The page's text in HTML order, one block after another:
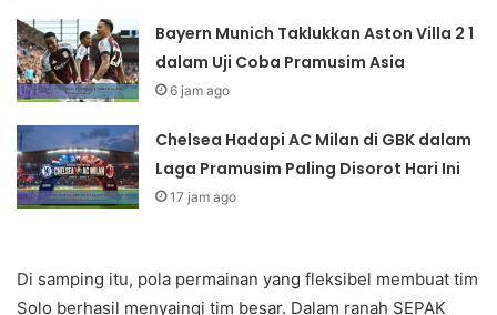
Bayern Munich Taklukkan Aston Villa 2 1
dalam Uji Coba Pramusim Asia
6 jam ago
Chelsea Hadapi AC Milan di GBK dalam
Laga Pramusim Paling Disorot Hari Ini
17 jam ago
Di samping itu, pola permainan yang fleksibel membuat tim
Solo berhasil menyaingi tim besar. Dalam ranah SEPAK